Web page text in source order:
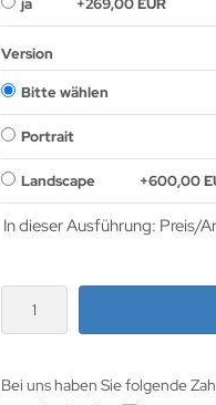
ja +269,00 EUR
Version
Bitte wählen
Portrait
Landscape +600,00
In dieser Ausführung: Preis/
Bei uns haben Sie folgende